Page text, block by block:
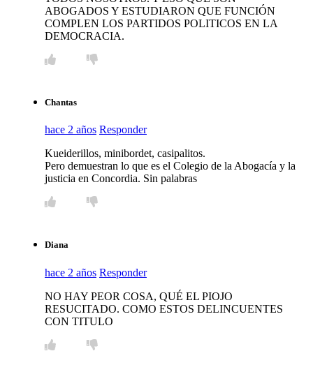
ABOGADOS Y ESTUDIARON QUE FUNCIÓN
COMPLEN LOS PARTIDOS POLITICOS EN LA
DEMOCRACIA.
Chantas
hace 2 años Responder
Kueiderillos, minibordet, casipalitos.
Pero demuestran lo que es el Colegio de la Abogacía y la
justicia en Concordia. Sin palabras
Diana
hace 2 años Responder
NO HAY PEOR COSA, QUÉ EL PIOJO
RESUCITADO. COMO ESTOS DELINCUENTES
CON TITULO